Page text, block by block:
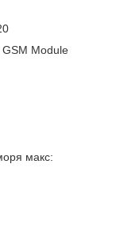
GSM Module
макс: